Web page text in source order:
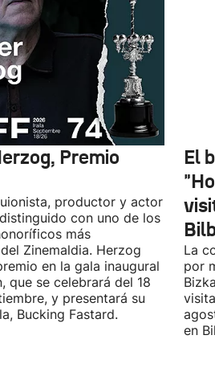
Premio
productor y actor
con uno de los
más
Zinemaldia. Herzog
en la gala inaugural
que se celebrará del 18
y presentará su
Bucking Fastard.
El
La
por
en